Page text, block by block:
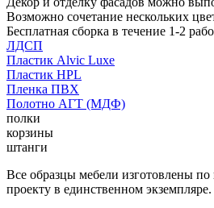
Возможно сочетание нескольких
Бесплатная сборка в течение 1-2
ЛДСП
Пластик Alvic Luxe
Пластик HPL
Пленка ПВХ
Полотно АГТ (МДФ)
полки
корзины
штанги
Все образцы мебели изготовлены
проекту в единственном экземпляре.